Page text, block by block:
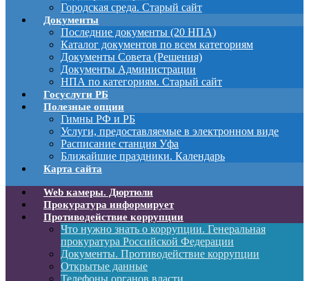
Городская среда. Старый сайт
Документы
Последние документы (20 НПА)
Каталог документов по всем категориям
Документы Совета (Решения)
Документы Администрации
НПА по категориям. Старый сайт
Госуслуги РБ
Полезные опции
Гимны РФ и РБ
Услуги, предоставляемые в электронном виде
Расписание станция Уфа
Ближайшие праздники. Календарь
Карта сайта
Web камеры. Дюртюли
Прокуратура информирует
Противодействие коррупции
Что нужно знать о коррупции. Генеральная
прокуратура Российской Федерации
Документы. Противодействие коррупции
Открытые данные
Телефоны органов власти